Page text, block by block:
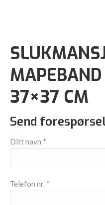
37×37 CM
Send
Ditt navn *
Telefon nr. *